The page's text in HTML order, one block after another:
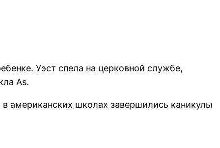
Уэст спела на церковной службе,
As.
американских школах завершились каникулы